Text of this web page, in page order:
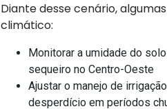
Diante desse cenário,
climático:
Monitorar a umidade do
sequeiro no Centro-Oeste
Ajustar o manejo de
desperdício em períodos